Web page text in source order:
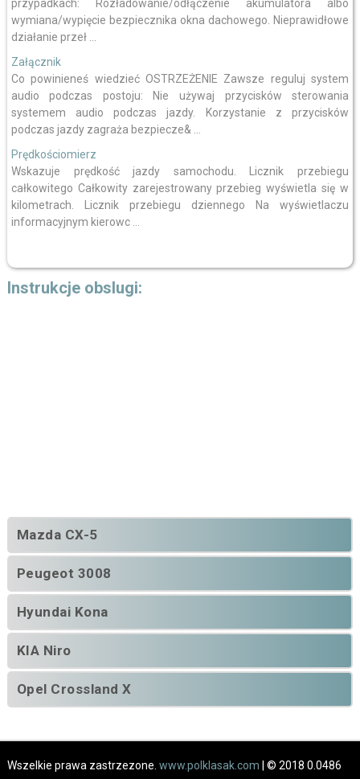
przypadkach: Rozładowanie/odłączenie akumulatora albo
wymiana/wypięcie bezpiecznika okna dachowego. Nieprawidłowe
działanie przeł ...
Załącznik
Co powinieneś wiedzieć OSTRZEŻENIE Zawsze reguluj system
audio podczas postoju: Nie używaj przycisków sterowania
systemem audio podczas jazdy. Korzystanie z przycisków
podczas jazdy zagraża bezpiecze& ...
Prędkościomierz
Wskazuje prędkość jazdy samochodu. Licznik przebiegu
całkowitego Całkowity zarejestrowany przebieg wyświetla się w
kilometrach. Licznik przebiegu dziennego Na wyświetlaczu
informacyjnym kierowc ...
Instrukcje obslugi:
Mazda CX-5
Peugeot 3008
Hyundai Kona
KIA Niro
Opel Crossland X
Wszelkie prawa zastrzezone. www.polklasak.com | © 2018 0.0486